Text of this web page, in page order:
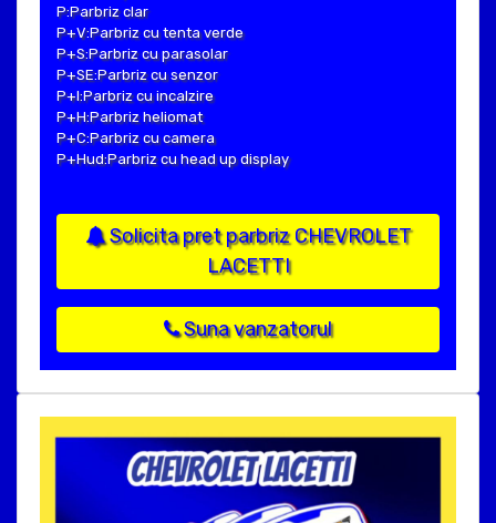
P:Parbriz clar
P+V:Parbriz cu tenta verde
P+S:Parbriz cu parasolar
P+SE:Parbriz cu senzor
P+I:Parbriz cu incalzire
P+H:Parbriz heliomat
P+C:Parbriz cu camera
P+Hud:Parbriz cu head up display
Solicita pret parbriz CHEVROLET
LACETTI
Suna vanzatorul